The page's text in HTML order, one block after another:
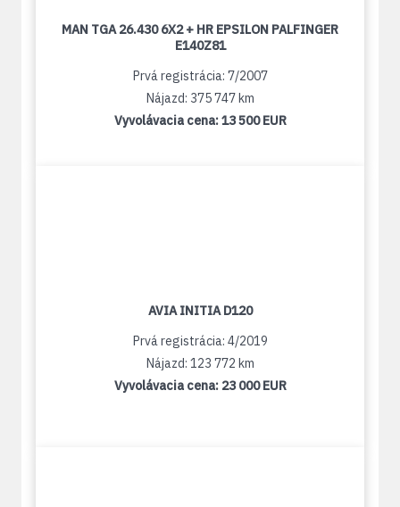
MAN TGA 26.430 6X2 + HR EPSILON PALFINGER
E140Z81
Prvá registrácia: 7/2007
Nájazd: 375 747 km
Vyvolávacia cena:13 500 EUR
AVIA INITIA D120
Prvá registrácia: 4/2019
Nájazd: 123 772 km
Vyvolávacia cena: 23 000 EUR